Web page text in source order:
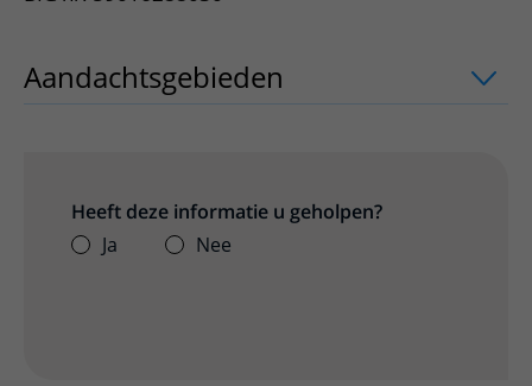
Aandachtsgebieden uitklapper, klik
Heeft deze informatie u geholpen?
Ja
Nee